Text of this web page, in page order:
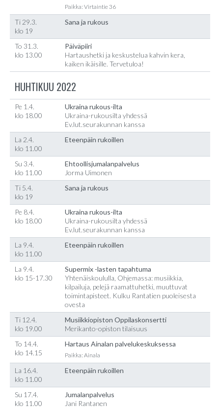
Paikka: Virtaintie 36
Ti 29.3.
klo 19
Sana ja rukous
To 31.3.
klo 13.00
Päiväpiiri
Hartaushetki ja keskustelua kahvin kera,
kaiken ikäisille. Tervetuloa!
HUHTIKUU 2022
Pe 1.4.
klo 18.00
Ukraina rukous-ilta
Ukraina-rukousilta yhdessä
Ev.lut.seurakunnan kanssa
La 2.4.
klo 11.00
Eteenpäin rukoillen
Su 3.4.
klo 11.00
Ehtoollisjumalanpalvelus
Jorma Uimonen
Ti 5.4.
klo 19
Sana ja rukous
Pe 8.4.
klo 18.00
Ukraina rukous-ilta
Ukraina-rukousilta yhdessä
Ev.lut.seurakunnan kanssa
La 9.4.
klo 11.00
Eteenpäin rukoillen
La 9.4.
klo 15-17.30
Supermix -lasten tapahtuma
Yhtenäiskoululla, Ohjemassa: musiikkia,
kilpailuja, pelejä raamattuhetki, muuttuvat
toimintapisteet. Kulku Rantatien puoleisesta
ovesta
Ti 12.4.
klo 19.00
Musiikkiopiston Oppilaskonsertti
Merikanto-opiston tilaisuus
To 14.4.
klo 14.15
Hartaus Ainalan palvelukeskuksessa
Paikka: Ainala
La 16.4.
klo 11.00
Eteenpäin rukoillen
Su 17.4.
klo 11.00
Jumalanpalvelus
Jani Rantanen